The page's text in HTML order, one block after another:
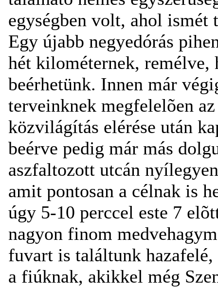
egységben volt, ahol ismét
Egy újabb negyedórás
hét kilométernek, remélve,
beérhetünk. Innen már
terveinknek megfelelõen
közvilágítás elérése után
beérve pedig már más
aszfaltozott utcán
amit pontosan a célnak is
úgy 5-10 perccel este 7
nagyon finom
fuvart is találtunk
a fiúknak, akikkel még